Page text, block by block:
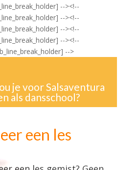
--><!--
--><!--
--><!--
--><!--
-->
je voor Salsaventura
als dansschool?
een les